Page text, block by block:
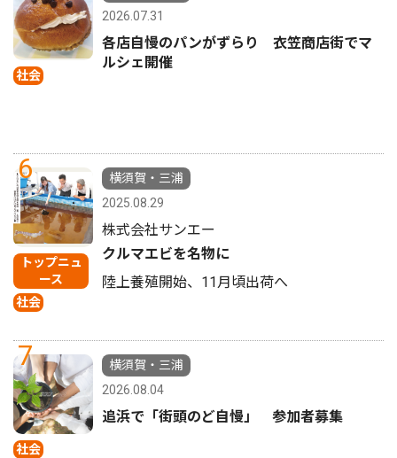
社会
2026.07.31
各店自慢のパンがずらり 衣笠商店街でマ
ルシェ開催
6
トップニュ
ース
社会
横須賀・三浦
2025.08.29
株式会社サンエー
クルマエビを名物に
陸上養殖開始、11月頃出荷へ
7
社会
横須賀・三浦
2026.08.04
追浜で「街頭のど自慢」 参加者募集